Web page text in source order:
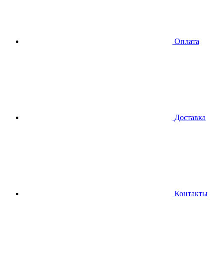
Оплата
Доставка
Контакты